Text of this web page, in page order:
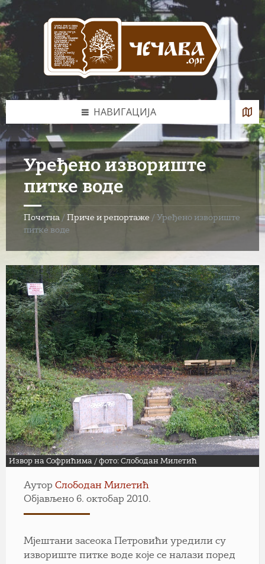
Skip
to
content
Skip
to
left
sidebar
Skip
to
footer
НАВИГАЦИЈА
Уређено извориште
питке воде
Почетна / Приче и репортаже / Уређено извориште
питке воде
Извор на Софрићима / фото: Слободан Милетић
Аутор Слободан Милетић
Објављено 6. октобар 2010.
Мјештани засеока Петровићи уредили су
извориште питке воде које се налази поред